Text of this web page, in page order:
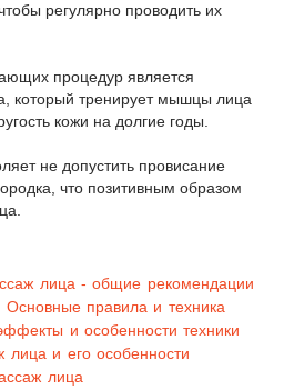
регулярно проводить их
процедур является
который тренирует мышцы лица
кожи на долгие годы.
не допустить провисание
что позитивным образом
лица - общие рекомендации
правила и техника
и особенности техники
и его особенности
лица